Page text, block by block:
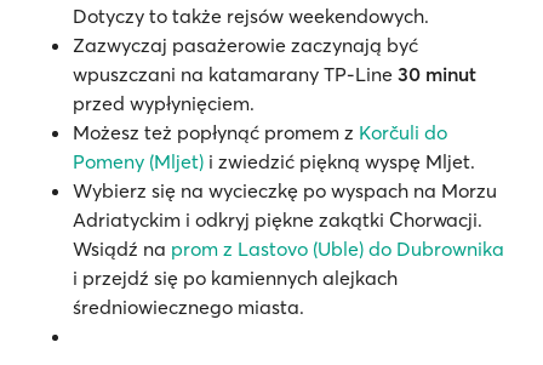
Dotyczy to także rejsów weekendowych.
Zazwyczaj pasażerowie zaczynają być
wpuszczani na katamarany TP-Line 30 minut
przed wypłynięciem.
Możesz też popłynąć promem z Korčuli do
Pomeny (Mljet) i zwiedzić piękną wyspę Mljet.
Wybierz się na wycieczkę po wyspach na Morzu
Adriatyckim i odkryj piękne zakątki Chorwacji.
Wsiądź na prom z Lastovo (Uble) do Dubrownika
i przejdź się po kamiennych alejkach
średniowiecznego miasta.